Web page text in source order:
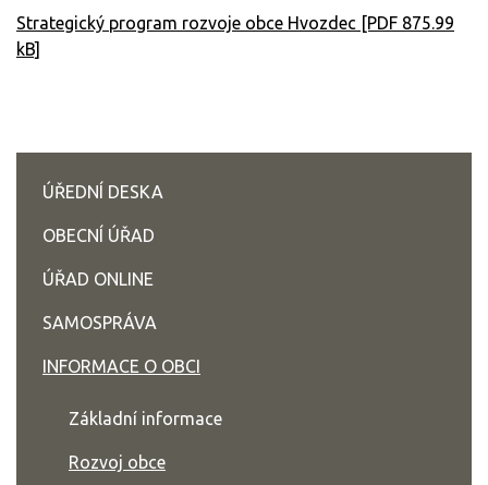
Strategický program rozvoje obce Hvozdec [PDF 875.99
kB]
ÚŘEDNÍ DESKA
OBECNÍ ÚŘAD
ÚŘAD ONLINE
SAMOSPRÁVA
INFORMACE O OBCI
Základní informace
Rozvoj obce